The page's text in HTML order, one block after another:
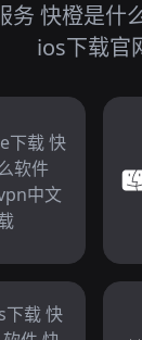
务 快橙是什
ios下载官
下载 快
软件
中文
载 快